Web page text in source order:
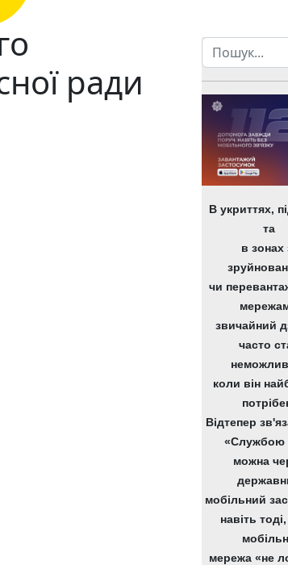
ради
ЛІЦЕЮ. Методичні рекомендації
сільської молоді Чернігівської обласної
Пошук
В укриттях,
та
в зонах
чи
звичайний
часто
коли він
Відтепер
«Службою
можна
мобільний
навіть
мережа «не